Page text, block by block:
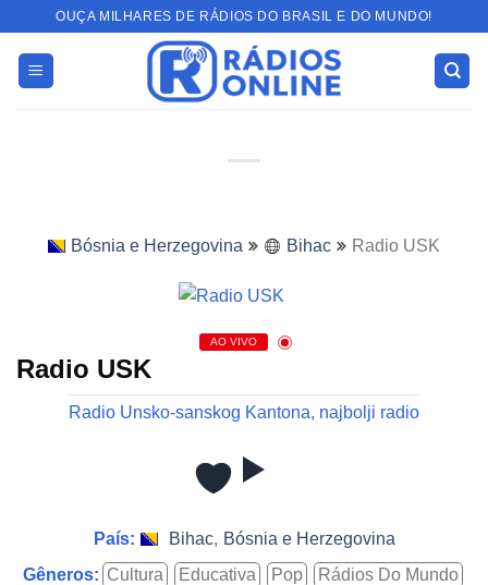
content
OUÇA MILHARES DE RÁDIOS DO BRASIL E DO MUNDO!
Bósnia e Herzegovina Bihac Radio USK
AO VIVO
Radio USK
Radio Unsko-sanskog Kantona, najbolji radio
País: Bihac, Bósnia e Herzegovina
Gêneros: Cultura Educativa Pop Rádios Do Mundo